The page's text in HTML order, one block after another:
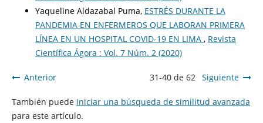
Yaqueline Aldazabal Puma, ESTRÉS DURANTE LA
PANDEMIA EN ENFERMEROS QUE LABORAN PRIMERA
LÍNEA EN UN HOSPITAL COVID-19 EN LIMA , Revista
Científica Ágora : Vol. 7 Núm. 2 (2020)
Anterior 31-40 de 62 Siguiente
También puede Iniciar una búsqueda de similitud avanzada
para este artículo.